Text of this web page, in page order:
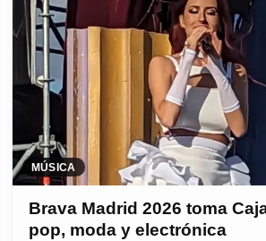
MÚSICA
Brava Madrid 2026 toma
pop, moda y electrónica